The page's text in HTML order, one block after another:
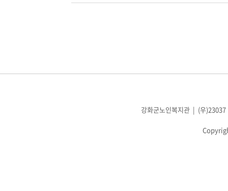
강화군노인복지관 | (우